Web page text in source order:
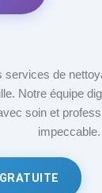
services de
Notre équipe
soin et
impeccable.